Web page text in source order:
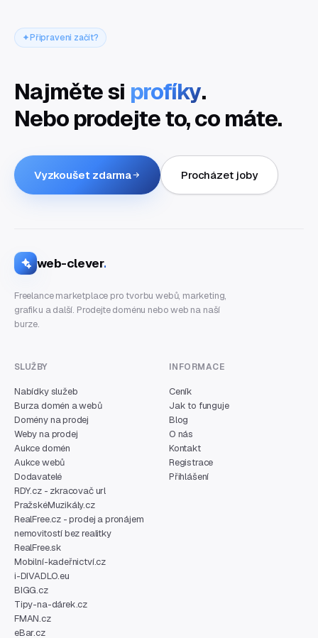
Připraveni začít?
Najměte si profíky.
Nebo prodejte to, co máte.
Vyzkoušet zdarma Procházet joby
web-clever.
Freelance marketplace pro tvorbu webů, marketing,
grafiku a další. Prodejte doménu nebo web na naší
burze.
SLUŽBY
Nabídky služeb
Burza domén a webů
Domény na prodej
Weby na prodej
Aukce domén
Aukce webů
Dodavatelé
RDY.cz - zkracovač url
PražskéMuzikály.cz
RealFree.cz - prodej a pronájem
nemovitostí bez realitky
RealFree.sk
Mobilní-kadeřnictví.cz
i-DIVADLO.eu
BIGG.cz
Tipy-na-dárek.cz
FMAN.cz
eBar.cz
INFORMACE
Ceník
Jak to funguje
Blog
O nás
Kontakt
Registrace
Přihlášení